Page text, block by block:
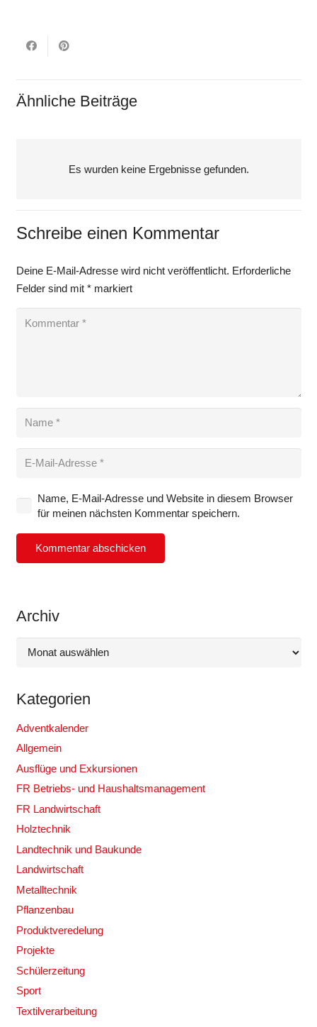
Ähnliche Beiträge
Es wurden keine Ergebnisse gefunden.
Schreibe einen Kommentar
Deine E-Mail-Adresse wird nicht veröffentlicht. Erforderliche
Felder sind mit *markiert
Name, E-Mail-Adresse und Website in diesem Browser
für meinen nächsten Kommentar speichern.
Kommentar abschicken
Archiv
Archiv
Kategorien
Adventkalender
Allgemein
Ausflüge und Exkursionen
FR Betriebs- und Haushaltsmanagement
FR Landwirtschaft
Holztechnik
Landtechnik und Baukunde
Landwirtschaft
Metalltechnik
Pflanzenbau
Produktveredelung
Projekte
Schülerzeitung
Sport
Textilverarbeitung